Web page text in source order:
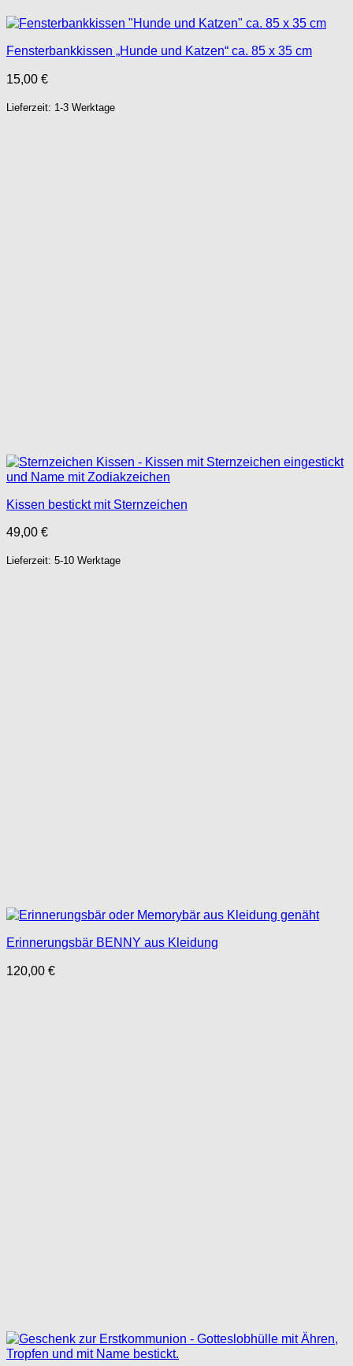
Fensterbankkissen „Hunde und Katzen“ ca. 85 x 35 cm
15,00 €
Lieferzeit: 1-3 Werktage
Kissen bestickt mit Sternzeichen
49,00 €
Lieferzeit: 5-10 Werktage
Erinnerungsbär BENNY aus Kleidung
120,00 €